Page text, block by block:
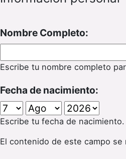
Nombre Completo:
Escribe tu nombre completo
Fecha de nacimiento:
Escribe tu fecha de nacimiento.
El contenido de este campo